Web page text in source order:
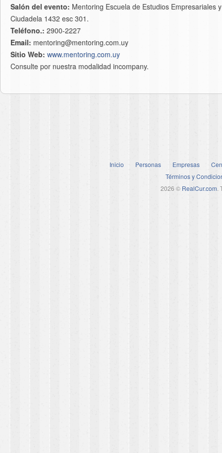
Salón del evento: Mentoring Escuela de Estudios Empresariales
Ciudadela 1432 esc 301.
Teléfono.: 2900-2227
Email: mentoring@mentoring.com.uy
Sitio Web: www.mentoring.com.uy
Consulte por nuestra modalidad incompany.
Inicio Personas Empresas
Términos y
2026 © RealCur.com.